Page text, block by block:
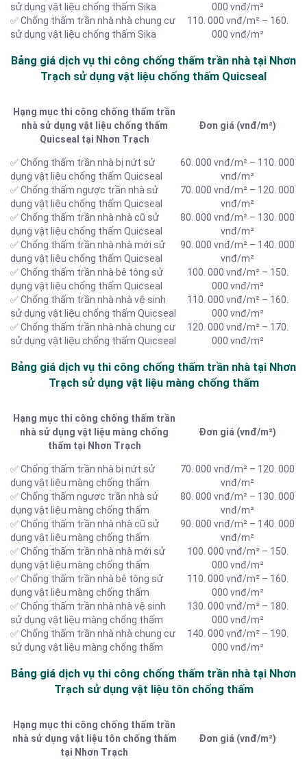
sử dụng vật liệu chống thấm Sika
000 vnđ/m²
✅ Chống thấm trần nhà nhà chung cư
sử dụng vật liệu chống thấm Sika
110. 000 vnđ/m² – 160.
000 vnđ/m²
Bảng giá dịch vụ thi công chống thấm trần nhà tại Nhơn
Trạch sử dụng vật liệu chống thấm Quicseal
Hạng mục thi công chống thấm trần
nhà sử dụng vật liệu chống thấm
Quicseal tại Nhơn Trạch
Đơn giá (vnđ/m²)
✅ Chống thấm trần nhà bị nứt sử
dụng vật liệu chống thấm Quicseal
60. 000 vnđ/m² – 110. 000
vnđ/m²
✅ Chống thấm ngược trần nhà sử
dụng vật liệu chống thấm Quicseal
70. 000 vnđ/m² – 120. 000
vnđ/m²
✅ Chống thấm trần nhà nhà cũ sử
dụng vật liệu chống thấm Quicseal
80. 000 vnđ/m² – 130. 000
vnđ/m²
✅ Chống thấm trần nhà nhà mới sử
dụng vật liệu chống thấm Quicseal
90. 000 vnđ/m² – 140. 000
vnđ/m²
✅ Chống thấm trần nhà bê tông sử
dụng vật liệu chống thấm Quicseal
100. 000 vnđ/m² – 150.
000 vnđ/m²
✅ Chống thấm trần nhà nhà vệ sinh
sử dụng vật liệu chống thấm Quicseal
110. 000 vnđ/m² – 160.
000 vnđ/m²
✅ Chống thấm trần nhà nhà chung cư
sử dụng vật liệu chống thấm Quicseal
120. 000 vnđ/m² – 170.
000 vnđ/m²
Bảng giá dịch vụ thi công chống thấm trần nhà tại Nhơn
Trạch sử dụng vật liệu màng chống thấm
Hạng mục thi công chống thấm trần
nhà sử dụng vật liệu màng chống
thấm tại Nhơn Trạch
Đơn giá (vnđ/m²)
✅ Chống thấm trần nhà bị nứt sử
dụng vật liệu màng chống thấm
70. 000 vnđ/m² – 120. 000
vnđ/m²
✅ Chống thấm ngược trần nhà sử
dụng vật liệu màng chống thấm
80. 000 vnđ/m² – 130. 000
vnđ/m²
✅ Chống thấm trần nhà nhà cũ sử
dụng vật liệu màng chống thấm
90. 000 vnđ/m² – 140. 000
vnđ/m²
✅ Chống thấm trần nhà nhà mới sử
dụng vật liệu màng chống thấm
100. 000 vnđ/m² – 150.
000 vnđ/m²
✅ Chống thấm trần nhà bê tông sử
dụng vật liệu màng chống thấm
110. 000 vnđ/m² – 160.
000 vnđ/m²
✅ Chống thấm trần nhà nhà vệ sinh
sử dụng vật liệu màng chống thấm
130. 000 vnđ/m² – 180.
000 vnđ/m²
✅ Chống thấm trần nhà nhà chung cư
sử dụng vật liệu màng chống thấm
140. 000 vnđ/m² – 190.
000 vnđ/m²
Bảng giá dịch vụ thi công chống thấm trần nhà tại Nhơn
Trạch sử dụng vật liệu tôn chống thấm
Hạng mục thi công chống thấm trần
nhà sử dụng vật liệu tôn chống thấm
tại Nhơn Trạch
Đơn giá (vnđ/m²)